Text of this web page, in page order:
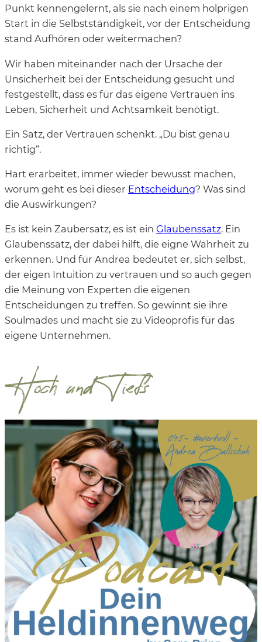
Punkt kennengelernt, als sie nach einem holprigen
Start in die Selbstständigkeit, vor der Entscheidung
stand Aufhören oder weitermachen?
Wir haben miteinander nach der Ursache der
Unsicherheit bei der Entscheidung gesucht und
festgestellt, dass es für das eigene Vertrauen ins
Leben, Sicherheit und Achtsamkeit benötigt.
Ein Satz, der Vertrauen schenkt. „Du bist genau
richtig“.
Hart erarbeitet, immer wieder bewusst machen,
worum geht es bei dieser Entscheidung? Was sind
die Auswirkungen?
Es ist kein Zaubersatz, es ist ein Glaubenssatz. Ein
Glaubenssatz, der dabei hilft, die eigne Wahrheit zu
erkennen. Und für Andrea bedeutet er, sich selbst,
der eigen Intuition zu vertrauen und so auch gegen
die Meinung von Experten die eigenen
Entscheidungen zu treffen. So gewinnt sie ihre
Soulmades und macht sie zu Videoprofis für das
eigene Unternehmen.
Hoch und Tiefs